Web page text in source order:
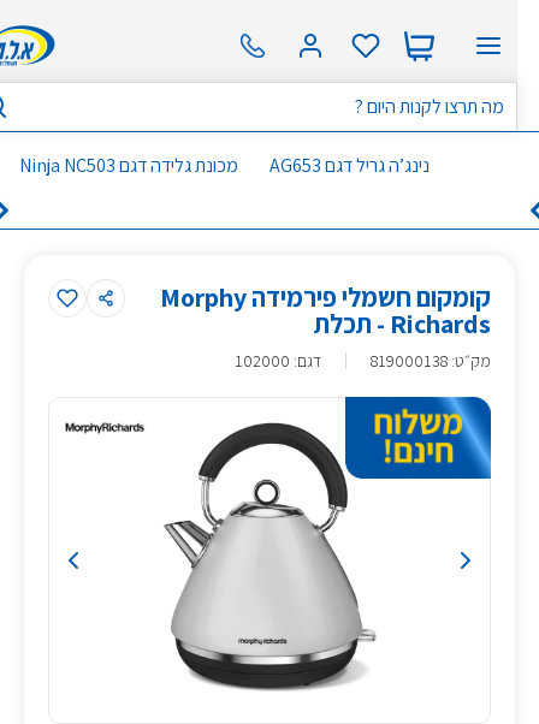
נינג’ה גריל דגם AG653 מכונת גלידה דגם Ninja NC503
קומקום חשמלי פירמידה Morphy
Richards - תכלת
מק״ט:
819000138 דגם: 102000